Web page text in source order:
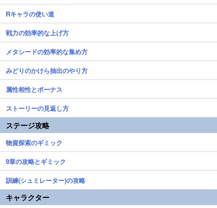
Rキャラの使い道
戦力の効率的な上げ方
メタシードの効率的な集め方
みどりのかけら抽出のやり方
属性相性とボーナス
ストーリーの見返し方
ステージ攻略
物資探索のギミック
9章の攻略とギミック
訓練(シュミレーター)の攻略
キャラクター